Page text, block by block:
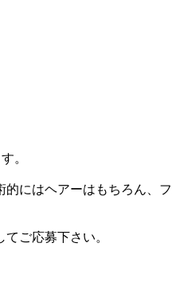
。
にはヘアーはもちろん、
ご応募下さい。